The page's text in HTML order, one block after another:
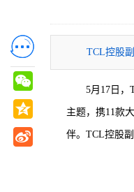
TCL控股
5月17日，
主题，携11款
伴。TCL控股